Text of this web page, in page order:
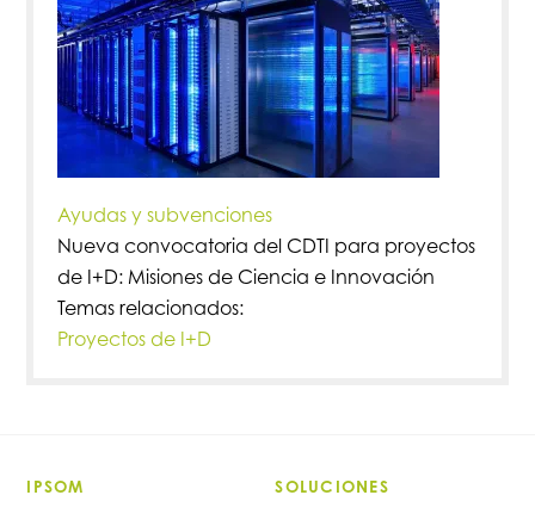
Ayudas y subvenciones
Nueva convocatoria del CDTI para proyectos
de I+D: Misiones de Ciencia e Innovación
Temas relacionados:
Proyectos de I+D
IPSOM SOLUCIONES